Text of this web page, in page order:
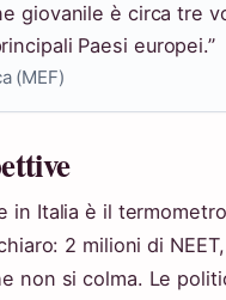
giovanile è circa tre
Paesi europei.”
(MEF)
in Italia è il
2 milioni di
non si colma. Le